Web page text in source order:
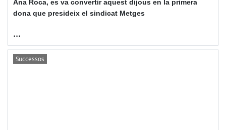
Ana Roca, es va convertir aquest dijous en la primera
dona que presideix el sindicat Metges
...
Successos